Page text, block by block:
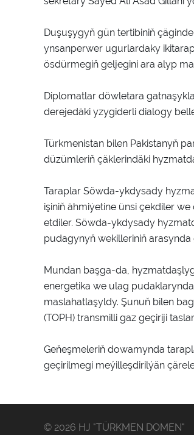
Duşuşygyň gün tertibiniň
ynsanperwer ugurlardaky
ösdürmegiň geljegini ara alyp
Diplomatlar döwletara
derejedäki yzygiderli dialogy
Türkmenistan bilen Pakistanyň
düzümleriň çäklerindäki
Taraplar Söwda-ykdysady
işiniň ähmiýetine ünsi çekdiler
etdiler. Söwda-ykdysady
pudagynyň wekilleriniň
Mundan başga-da,
energetika we ulag
maslahatlaşyldy. Şunuň bilen
(TOPH) transmilli gaz geçiriji
Geňeşmeleriň dowamynda
geçirilmegi meýilleşdirilýän
© 2026 HJ "TÜRKMEN DOMEN"